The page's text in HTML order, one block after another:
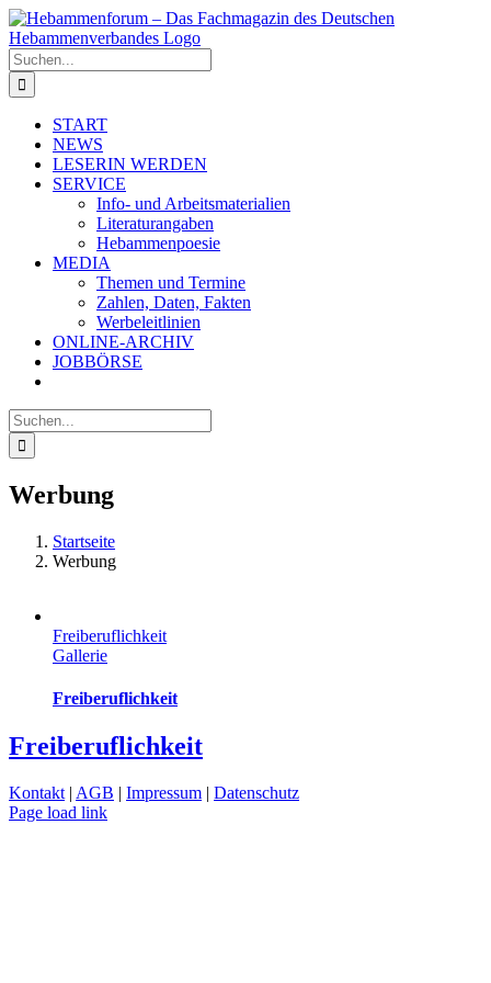
Zum
Inhalt
springen
Suche
nach:
START
NEWS
LESERIN WERDEN
SERVICE
Info- und Arbeitsmaterialien
Literaturangaben
Hebammenpoesie
MEDIA
Themen und Termine
Zahlen, Daten, Fakten
Werbeleitlinien
ONLINE-ARCHIV
JOBBÖRSE
Suche
nach:
Werbung
Startseite
Werbung
Freiberuflichkeit
Gallerie
Freiberuflichkeit
Freiberuflichkeit
Kontakt | AGB | Impressum | Datenschutz
Page load link